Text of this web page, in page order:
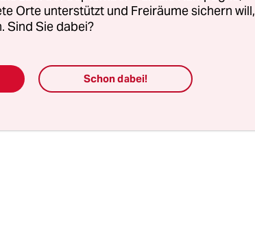
jemand, der damals
können das bis
auch
Orte unterstützt und Freiräume sichern will,
Sind Sie dabei?
Schon dabei!